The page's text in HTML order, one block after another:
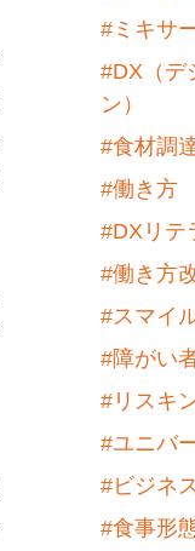
#ミキサ
#DX（デ
ン）
#食材調
#働き方
#DXリテ
#働き方
#スマイ
#障がい
#リスキ
#ユニバ
#ビジネ
#食事形